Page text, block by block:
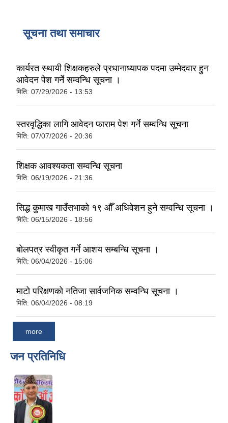
सूचना तथा समाचार
कार्यरत स्थायी शिक्षकहरुले प्रधानाध्यापक पदमा उम्मेदवार हुन
आवेदन पेश गर्ने सम्वन्धि सूचना ।
मिति: 07/29/2026 - 13:53
स्तरवृद्धिका लागि आवेदन फाराम पेश गर्ने सम्वन्धि सूचना
मिति: 07/07/2026 - 20:36
शिक्षक आवश्यकता सम्वन्धि सूचना
मिति: 06/19/2026 - 21:36
सिद्ध कुमाख गाउँसभाको १९ औँ अधिवेशन हुने सम्वन्धि सूचना ।
मिति: 06/15/2026 - 18:56
बोलपत्र स्वीकृत गर्ने आशय सम्बन्धि सूचना ।
मिति: 06/04/2026 - 15:06
माटो परिक्षणको नतिजा सार्वजनिक सम्वन्धि सूचना ।
मिति: 06/04/2026 - 08:19
more
जन प्रतिनिधि